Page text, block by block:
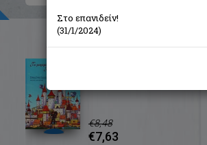
€8,48
€7,63
Στο επανιδείν!
(31/1/2024)